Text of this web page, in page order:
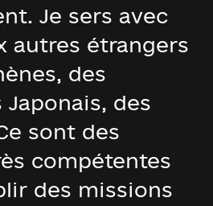
Je sers avec
autres étrangers
des
Japonais, des
sont des
compétentes
des missions